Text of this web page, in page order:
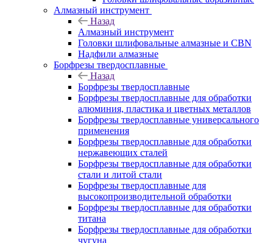
Алмазный инструмент
Назад
Алмазный инструмент
Головки шлифовальные алмазные и CBN
Надфили алмазные
Борфрезы твердосплавные
Назад
Борфрезы твердосплавные
Борфрезы твердосплавные для обработки
алюминия, пластика и цветных металлов
Борфрезы твердосплавные универсального
применения
Борфрезы твердосплавные для обработки
нержавеющих сталей
Борфрезы твердосплавные для обработки
стали и литой стали
Борфрезы твердосплавные для
высокопроизводительной обработки
Борфрезы твердосплавные для обработки
титана
Борфрезы твердосплавные для обработки
чугуна